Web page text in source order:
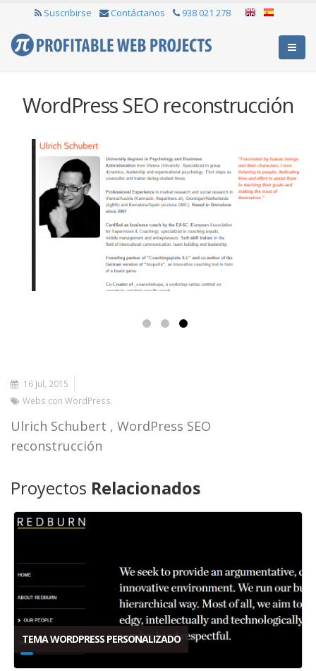
Suscribirse Contáctanos 938 021 278
WordPress SEO reconstrucción
16 Jul, 2015
Webs con WordPress
Ulrich Schubert , WordPress SEO
reconstrucción
Proyectos Relacionados
TEMA WORDPRESS PERSONALIZADO